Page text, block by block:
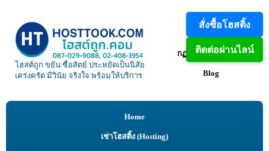
โฮสต์ถูก ขยัน ซื่อสัตย์ ประหยัดเป็นนิสัย
เคร่งครัด มีวินัย จริงใจ พร้อมให้บริการ
กฏการงานใช้โฮสติ้ง
Blog
Home
เช่าโฮสติ้ง (Hosting)
สั่งซื้อโฮสติ้ง
ติดต่อผ่านไลน์